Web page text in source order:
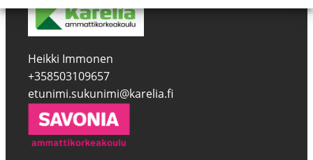
Heikki Immonen
+358503109657
etunimi.sukunimi@karelia.fi